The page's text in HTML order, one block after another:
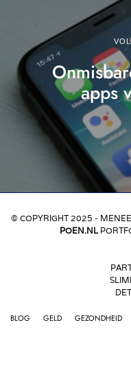
apps
© COPYRIGHT 2025 -
POEN.NL
BLOG GELD GEZONDHEID